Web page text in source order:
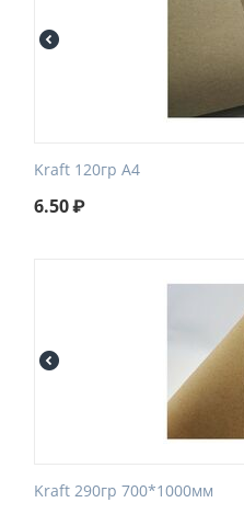
Kraft 120гр А4
6.50₽
Kraft 290гр 700*1000мм